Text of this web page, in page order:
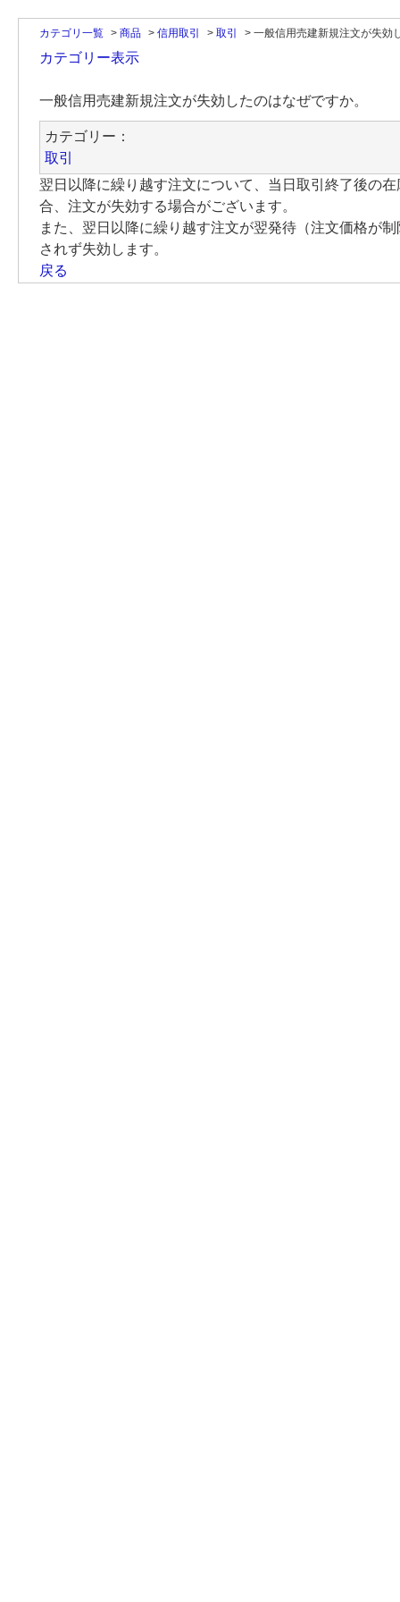
カテゴリ一覧 > 商品 > 信用取引 > 取引 > 一般信用売建新規注文が失効
カテゴリー表示
一般信用売建新規注文が失効したのはなぜですか。
カテゴリー：
取引
翌日以降に繰り越す注文について、当日取引終了後の
合、注文が失効する場合がございます。
また、翌日以降に繰り越す注文が翌発待（注文価格が
されず失効します。
戻る